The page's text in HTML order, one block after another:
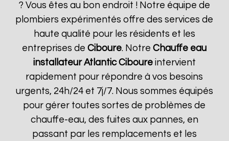
? Vous êtes au bon endroit ! Notre équipe de
plombiers expérimentés offre des services de
haute qualité pour les résidents et les
entreprises deCiboure. NotreChauffe eau
installateur Atlantic Ciboureintervient
rapidement pour répondre à vos besoins
urgents, 24h/24 et 7j/7. Nous sommes équipés
pour gérer toutes sortes de problèmes de
chauffe-eau, des fuites aux pannes, en
passant par les remplacements et les